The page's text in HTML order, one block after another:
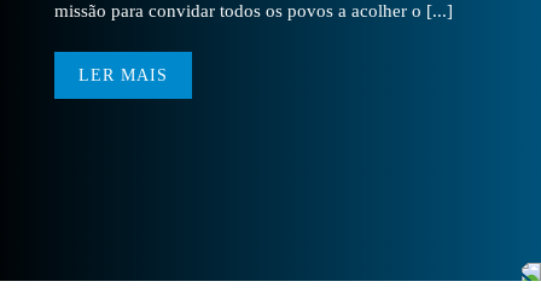
missão para convidar todos os povos a acolher o [...]
LER MAIS